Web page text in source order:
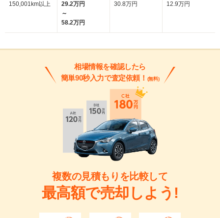
150,001km以上
29.2万円
～
58.2万円
30.8万円 12.9万円
相場情報を確認したら
簡単90秒入力で査定依頼！ (無料)
複数の見積もりを比較して
最高額で売却しよう!